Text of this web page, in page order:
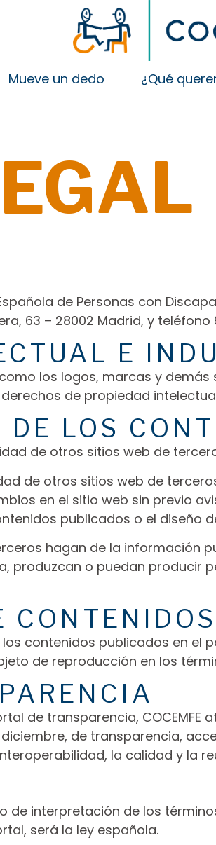
Mueve un dedo ¿Qué
de Personas con
63 – 28002 Madrid, y teléfono
E
los logos, marcas y
de propiedad
LOS
de otros sitios web de
de otros sitios web de
en el sitio web sin previo
publicados o el diseño
hagan de la
produzcan o puedan producir
CONTENIDOS
contenidos publicados en
de reproducción en los
de transparencia,
diciembre, de transparencia,
la calidad y la
de interpretación de los
será la ley española.